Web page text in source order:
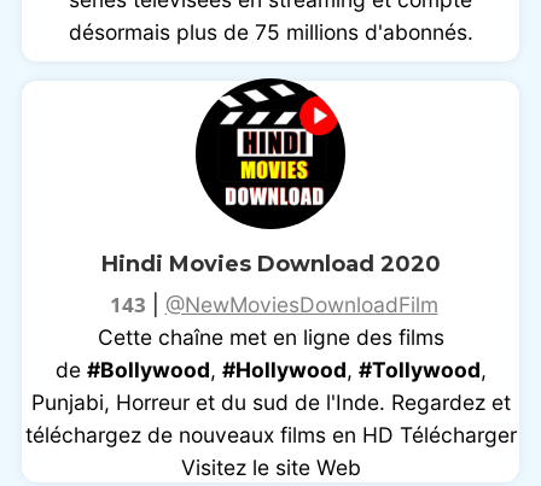
désormais plus de 75 millions d'abonnés.
Hindi Movies Download 2020
143
@NewMoviesDownloadFilm
Cette chaîne met en ligne des films
de #Bollywood, #Hollywood, #Tollywood,
Punjabi, Horreur et du sud de l'Inde. Regardez et
téléchargez de nouveaux films en HD Télécharger
Visitez le site Web